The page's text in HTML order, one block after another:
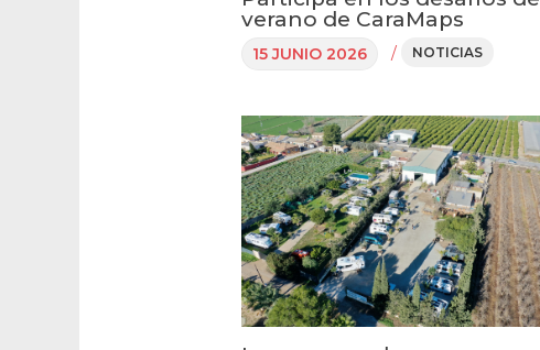
verano de CaraMaps
15 JUNIO 2026 / NOTICIAS